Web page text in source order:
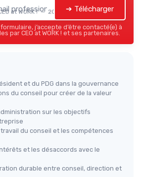
at WORK ! — 2026 ➔ Télécharger
j’accepte d’être contacté(e) à
par CEO at WORK ! et ses partenaires.
et du PDG dans la gouvernance
du conseil pour créer de la valeur
sur les objectifs
du conseil et les compétences
et les désaccords avec le
durable entre conseil, direction et